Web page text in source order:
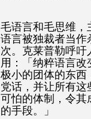
毛语言和毛思维，
语言被独裁者当作
次。克莱普勒呼
用：「纳粹语言
极小的团体的东西
党话，并让所有这
可怕的体制，令其
的手段。」